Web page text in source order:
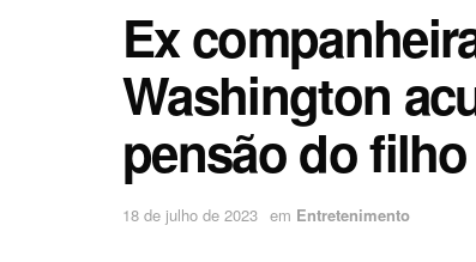
Ex
Washington
pensão do filho
18 de julho de 2023 em Entretenimento